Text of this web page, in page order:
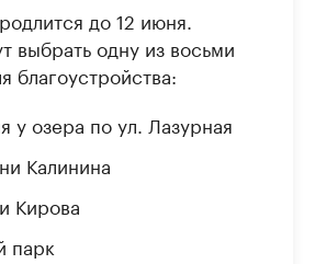
до 12 июня.
выбрать одну из восьми
благоустройства:
у озера по ул. Лазурная
Калинина
Кирова
парк